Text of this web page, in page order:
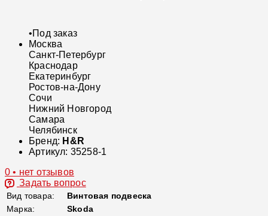
•Под заказ
Москва
Санкт-Петербург
Краснодар
Екатеринбург
Ростов-на-Дону
Сочи
Нижний Новгород
Самара
Челябинск
Бренд: H&R
Артикул: 35258-1
0 • нет отзывов
Задать вопрос
Вид товара:
Винтовая подвеска
Марка:
Skoda